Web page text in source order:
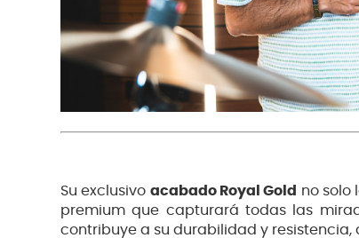
Su exclusivo acabado Royal Gold no solo
premium que capturará todas las
contribuye a su durabilidad y